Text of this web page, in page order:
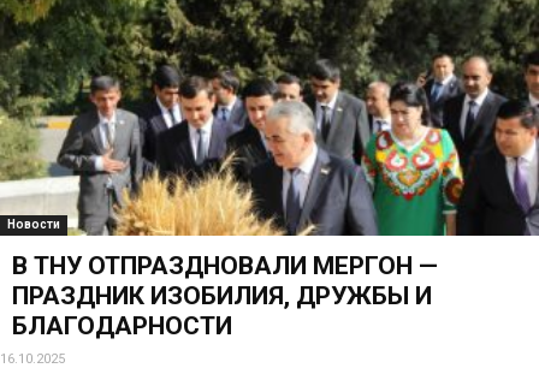
Новости
В ТНУ ОТПРАЗДНОВАЛИ МЕҲРГОН —
ПРАЗДНИК ИЗОБИЛИЯ, ДРУЖБЫ И
БЛАГОДАРНОСТИ
16.10.2025